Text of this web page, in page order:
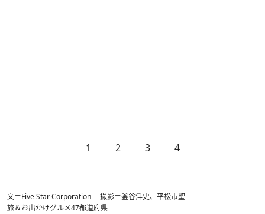
1 2 3 4
文＝Five Star Corporation 撮影＝釜谷洋史、平松市聖
旅＆お出かけグルメ47都道府県